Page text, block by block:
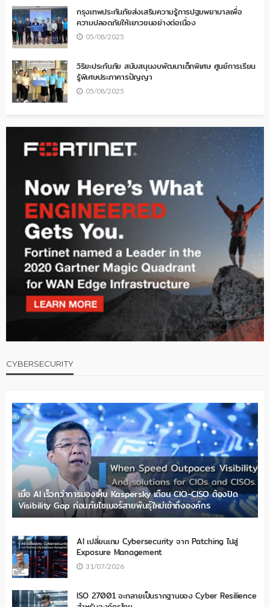
กรุงเทพประกันภัยส่งเสริมความรู้การปฐมพยาบาลเพื่อ
ความปลอดภัยให้เยาวชนอย่างต่อเนื่อง
05/08/2025
วิริยะประกันภัย สนับสนุนงบพัฒนาเด็กพิเศษ ศูนย์การเรียน
รู้พิเศษประภาคารปัญญา
05/08/2025
CYBERSECURITY
เมื่อ AI เร็วกว่าการมองเห็น Kaspersky เตือน CIO-CISO ต้องปิด
Visibility Gap ก่อนภัยไซเบอร์สายพันธุ์ใหม่เข้าถึงองค์กร
AI เปลี่ยนเกม Cybersecurity จาก Patching ไปสู่
Exposure Management
31/07/2026
ISO 27001 จะกลายเป็นรากฐานของ Cyber Resilience